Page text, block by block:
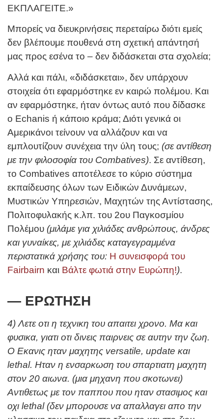
ΕΚΠΛΑΓΕΙΤΕ.»
Μπορείς να διευκρινήσεις περεταίρω διότι εμείς
δεν βλέπουμε πουθενά στη σχετική απάντησή
μας προς εσένα το – δεν διδάσκεται στα σχολεία;
Αλλά και πάλι, «διδάσκεται», δεν υπάρχουν
στοιχεία ότι εφαρμόστηκε εν καιρώ πολέμου. Και
αν εφαρμόστηκε, ήταν όντως αυτό που δίδασκε
ο Echanis ή κάποιο κράμα; Διότι γενικά οι
Αμερικάνοι τείνουν να αλλάζουν και να
εμπλουτίζουν συνέχεια την ύλη τους; (σε αντίθεση
με την φιλοσοφία του Combatives). Σε αντίθεση,
το Combatives αποτέλεσε το κύριο σύστημα
εκπαίδευσης όλων των Ειδικών Δυνάμεων,
Μυστικών Υπηρεσιών, Μαχητών της Αντίστασης,
Πολιτοφυλακής κ.λπ. του 2ου Παγκοσμίου
Πολέμου (μιλάμε για χιλιάδες ανθρώπους, άνδρες
και γυναίκες, με χιλιάδες καταγεγραμμένα
περιστατικά χρήσης του: Η συνεισφορά του
Fairbairn και Βάλτε φωτιά στην Ευρώπη!).
— ΕΡΩΤΗΣΗ
4) Λετε οτι η τεχνικη του απαιτει χρονο. Μα και
φυσικα, γιατι οτι δινεις παιρνεις σε αυτην την ζωη.
Ο Εκανις ηταν μαχητης versatile, update και
lethal. Hταν η ενσαρκωση του σπαρτιατη μαχητη
στον 20 αιωνα. (μια μηχανη που σκοτωνει)
Αντιθετως με τον παππου που ηταν στασιμος και
οχι lethal (δεν μπορουσε να απαλλαγει απο την